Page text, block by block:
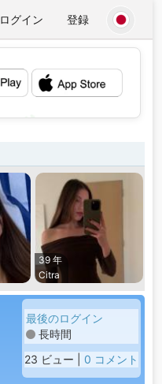
ログイン 登録
39 年
Citra
最後のログイン
長時間
23 ビュー | 0 コメント